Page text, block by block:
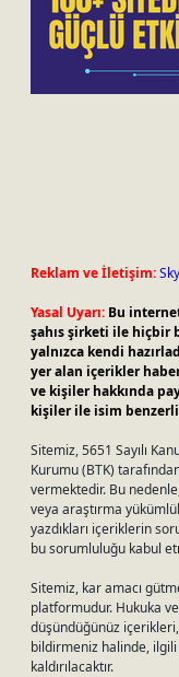
Reklam ve İletişim:
Yasal Uyarı: Bu
şahıs şirketi ile hiçbir
yalnızca kendi
yer alan içerikler
ve kişiler hakkında
kişiler ile isim
Sitemiz, 5651 Sayılı
Kurumu (BTK)
vermektedir. Bu
veya araştırma
yazdıkları içeriklerin
bu sorumluluğu kabul
Sitemiz, kar amacı
platformudur. Hukuka
düşündüğünüz içerikleri,
bildirmeniz halinde,
kaldırılacaktır.